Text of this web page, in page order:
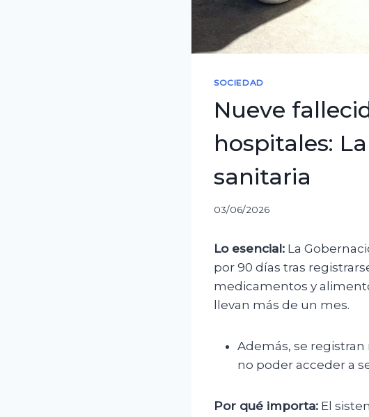
SOCIEDAD
Nueve
hospitales:
sanitaria
03/06/2026
Lo esencial: La
por 90 días tras
medicamentos y
llevan más de un mes.
Además, se registran
no poder acceder a
Por qué importa: El